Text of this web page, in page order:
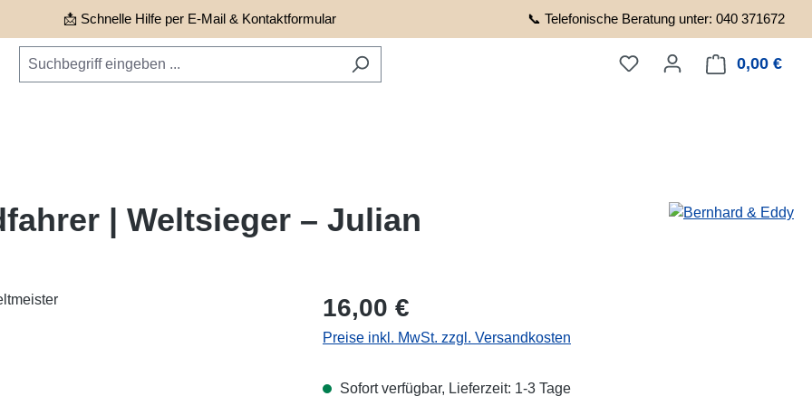
📩 Schnelle Hilfe per E-Mail & Kontaktformular 📞 Telefonische Beratung unter: 040 371672
0,00 €
| Weltsieger – Julian
Regulärer Preis:
16,00 €
Preise inkl. MwSt. zzgl. Versandkosten
Sofort verfügbar, Lieferzeit: 1-3 Tage